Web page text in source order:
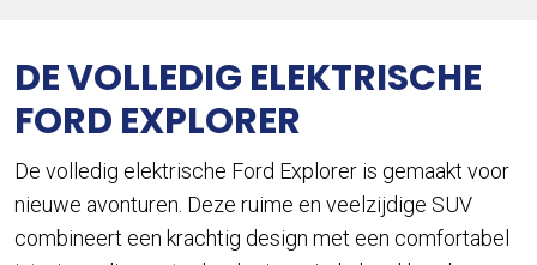
DE VOLLEDIG ELEKTRISCHE
FORD EXPLORER
De volledig elektrische Ford Explorer is gemaakt voor
nieuwe avonturen. Deze ruime en veelzijdige SUV
combineert een krachtig design met een comfortabel